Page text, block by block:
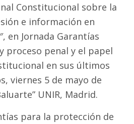
Constitucional sobre la
e información en
en Jornada Garantías
proceso penal y el papel
en sus últimos
viernes 5 de mayo de
UNIR, Madrid.
para la protección de